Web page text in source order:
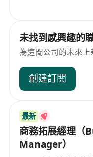
未找到感興趣的
為這間公司的未來
創建訂閱
最新
商務拓展經理
Manager）